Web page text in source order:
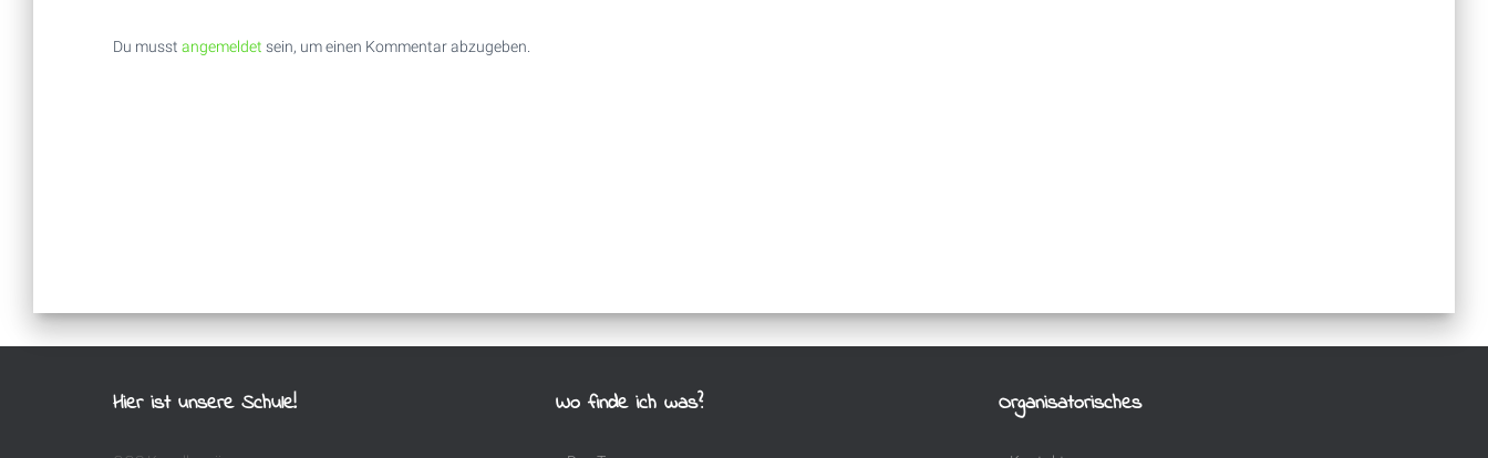
Du musst angemeldet sein, um einen Kommentar abzugeben.
Hier ist unsere Schule! Wo finde ich was? Organisatorisches